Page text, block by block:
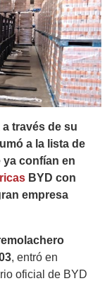
a través de su
a la lista de
ya confían en
BYD con
empresa
, entró en
oficial de BYD